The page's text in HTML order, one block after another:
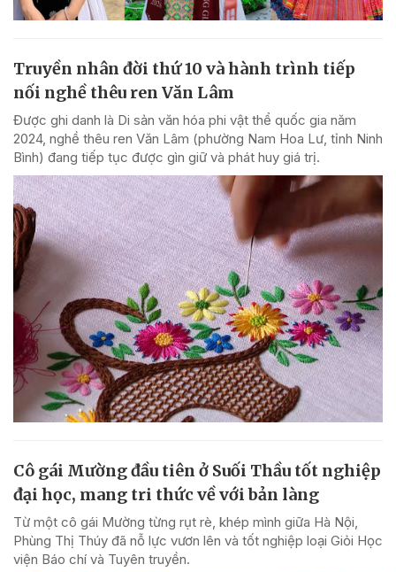
Truyền nhân đời thứ 10 và hành trình tiếp
nối nghề thêu ren Văn Lâm
Được ghi danh là Di sản văn hóa phi vật thể quốc gia năm
2024, nghề thêu ren Văn Lâm (phường Nam Hoa Lư, tỉnh Ninh
Bình) đang tiếp tục được gìn giữ và phát huy giá trị.
Cô gái Mường đầu tiên ở Suối Thầu tốt nghiệp
đại học, mang tri thức về với bản làng
Từ một cô gái Mường từng rụt rè, khép mình giữa Hà Nội,
Phùng Thị Thúy đã nỗ lực vươn lên và tốt nghiệp loại Giỏi Học
viện Báo chí và Tuyên truyền.